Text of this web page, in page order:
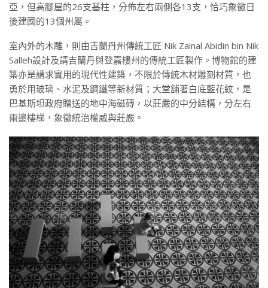
亞，但高腳屋的26支基柱，分佈左右兩側各13支，恰巧象徵日
後建國的13個州屬。
室內外的木雕，則由吉蘭丹州傳統工匠 Nik Zainal Abidin bin Nik
Salleh設計及請吉蘭丹與登嘉樓州的傳統工匠製作。博物館的建
築亦是講求實用的現代性建築，不限於傳統木材雕刻材質，也
勇於用玻璃、水泥及鋼鐵等新材質；大堂舖著白底藍花紋，是
巴基斯坦政府贈送的地中海磁磚，以莊嚴的中分結構，分左右
兩邊樓梯，象徵統治權威與莊嚴。